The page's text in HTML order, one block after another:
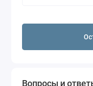
Вопросы и